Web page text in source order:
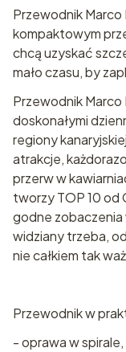
Przewodnik Marco
kompaktowym
chcą uzyskać
mało czasu, by
Przewodnik Marco
doskonałymi
regiony
atrakcje,
przerw w
tworzy TOP 10 od
godne
widziany trzeba,
nie całkiem tak
Przewodnik w
- oprawa w spirale,